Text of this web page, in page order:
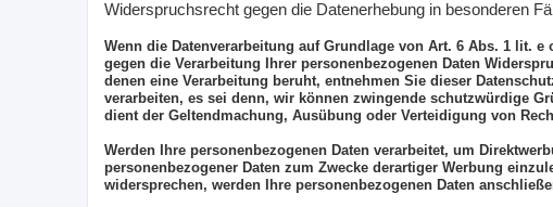
Widerspruchsrecht gegen die Datenerhebung in besonderen
Wenn die Datenverarbeitung auf Grundlage von Art. 6 Abs. 1 lit.
gegen die Verarbeitung Ihrer personenbezogenen Daten
denen eine Verarbeitung beruht, entnehmen Sie dieser
verarbeiten, es sei denn, wir können zwingende schutzwürdige
dient der Geltendmachung, Ausübung oder Verteidigung von
Werden Ihre personenbezogenen Daten verarbeitet, um
personenbezogener Daten zum Zwecke derartiger Werbung
widersprechen, werden Ihre personenbezogenen Daten